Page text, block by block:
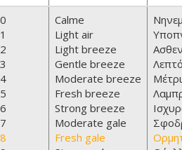
0
1
2
3
4
5
6
7
8
Calme
Light air
Light breeze
Gentle breeze
Moderate breeze
Fresh breeze
Strong breeze
Moderate gale
Fresh gale